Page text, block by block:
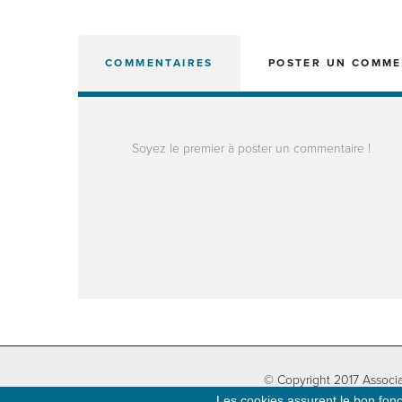
COMMENTAIRES POSTER UN
Soyez le premier à poster un commentaire !
© Copyright 2017